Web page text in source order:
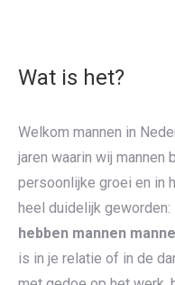
Wat is het?
Welkom mannen in
jaren waarin wij mannen
persoonlijke groei en in
heel duidelijk geworden:
hebben mannen
is in je relatie of in de